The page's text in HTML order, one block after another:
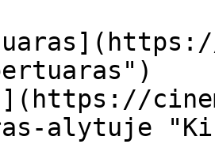
alytuje